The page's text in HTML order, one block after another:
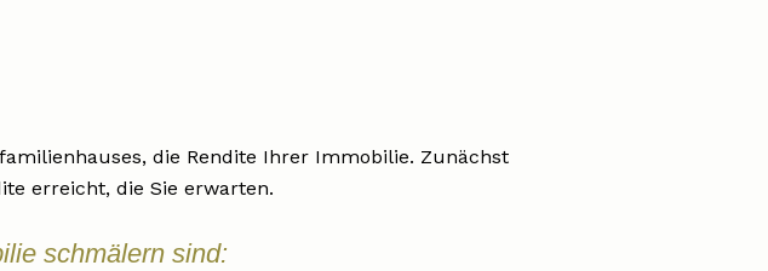
die Rendite Ihrer Immobilie. Zunächst
erreicht, die Sie erwarten.
schmälern sind: